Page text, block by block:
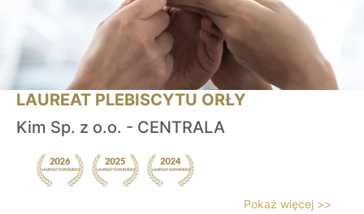
LAUREAT PLEBISCYTU ORŁY
Kim Sp. z o.o. - CENTRALA
Pokaż więcej >>